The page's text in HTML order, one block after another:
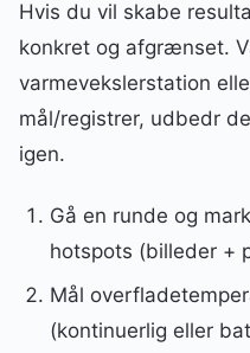
Hvis du vil skabe
konkret og afgrænset.
varmevekslerstation
mål/registrer, udbedr
igen.
Gå en runde og
hotspots (billeder +
Mål
(kontinuerlig eller